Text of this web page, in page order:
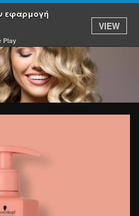
εφαρμογή
Play
VIEW